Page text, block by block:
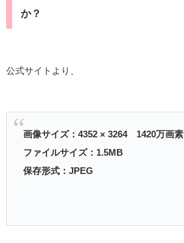
か？
公式サイトより、
画像サイズ：4352 × 3264 1420万画素
ファイルサイズ：1.5MB
保存形式：JPEG